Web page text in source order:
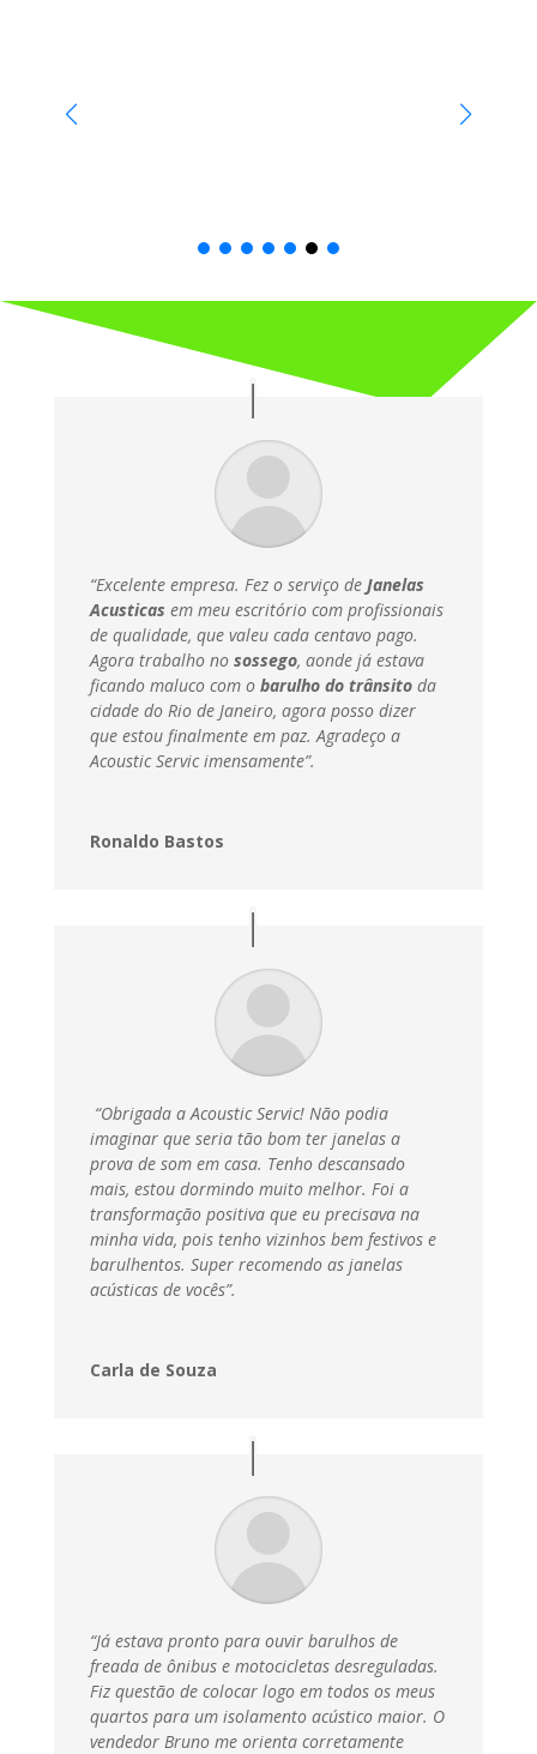
“Excelente empresa. Fez o serviço de Janelas
Acusticas em meu escritório com profissionais
de qualidade, que valeu cada centavo pago.
Agora trabalho no sossego, aonde já estava
ficando maluco com o barulho do trânsitoda
cidade do Rio de Janeiro, agora posso dizer
que estou finalmente em paz. Agradeço a
Acoustic Servic imensamente”.
Ronaldo Bastos
“Obrigada a Acoustic Servic! Não podia
imaginar que seria tão bom ter janelas a
prova de som em casa. Tenho descansado
mais, estou dormindo muito melhor. Foi a
transformação positiva que eu precisava na
minha vida, pois tenho vizinhos bem festivos e
barulhentos. Super recomendo as janelas
acústicas de vocês”.
Carla de Souza
“Já estava pronto para ouvir barulhos de
freada de ônibus e motocicletas desreguladas.
Fiz questão de colocar logo em todos os meus
quartos para um isolamento acústico maior. O
vendedor Bruno me orienta corretamente